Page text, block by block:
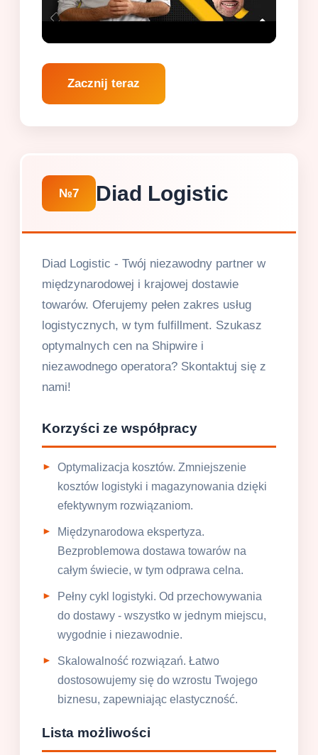
Zacznij teraz
№7 Diad Logistic
Diad Logistic - Twój niezawodny partner w
międzynarodowej i krajowej dostawie
towarów. Oferujemy pełen zakres usług
logistycznych, w tym fulfillment. Szukasz
optymalnych cen na Shipwire i
niezawodnego operatora? Skontaktuj się z
nami!
Korzyści ze współpracy
Optymalizacja kosztów. Zmniejszenie
kosztów logistyki i magazynowania dzięki
efektywnym rozwiązaniom.
Międzynarodowa ekspertyza.
Bezproblemowa dostawa towarów na
całym świecie, w tym odprawa celna.
Pełny cykl logistyki. Od przechowywania
do dostawy - wszystko w jednym miejscu,
wygodnie i niezawodnie.
Skalowalność rozwiązań. Łatwo
dostosowujemy się do wzrostu Twojego
biznesu, zapewniając elastyczność.
Lista możliwości